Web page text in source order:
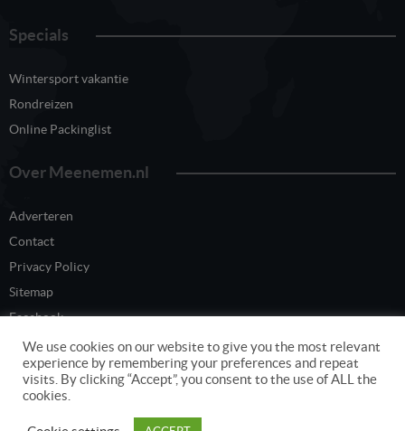
Specials
Wintersport vakantie
Rondreizen
Online Packinglist
Over Meenemen.nl
Adverteren
Contact
Privacy Policy
Sitemap
Facebook
Twitter
Content eigendom van www.meenemen.nl
We use cookies on our website to give you the most relevant
experience by remembering your preferences and repeat
visits. By clicking “Accept”, you consent to the use of ALL the
cookies.